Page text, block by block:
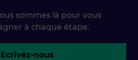
sommes là pour vous
à chaque étape.
Ecrivez-nous